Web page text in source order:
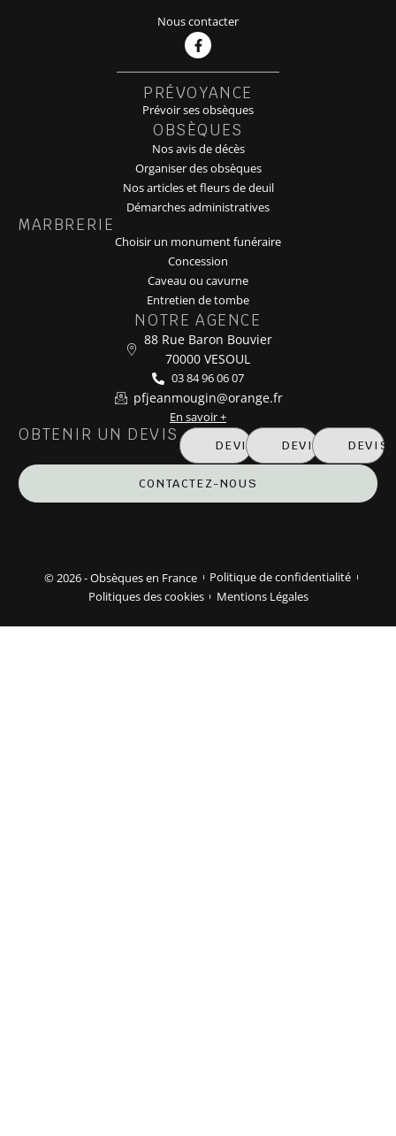
Nous contacter
PRÉVOYANCE
Prévoir ses obsèques
OBSÈQUES
Nos avis de décès
Organiser des obsèques
Nos articles et fleurs de deuil
Démarches administratives
MARBRERIE
Choisir un monument funéraire
Concession
Caveau ou cavurne
Entretien de tombe
NOTRE AGENCE
88 Rue Baron Bouvier
70000 VESOUL
03 84 96 06 07
pfjeanmougin@orange.fr
En savoir +
OBTENIR UN DEVIS
DEVIS MARBRERIE
DEVIS DEVIS
CONTACTEZ-NOUS
© 2026 - Obsèques en France
Politique de confidentialité
Politiques des cookies
Mentions Légales